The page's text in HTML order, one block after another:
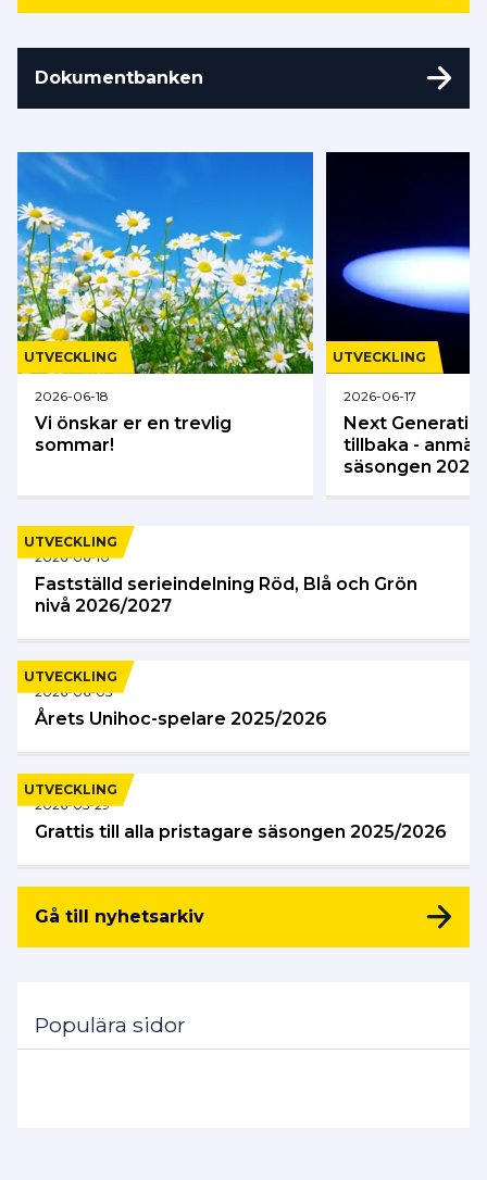
Dokumentbanken
UTVECKLING
2026-06-18
Vi önskar er en trevlig
sommar!
UTVECKLING
2026-06-17
Next
tillbaka -
säsongen
UTVECKLING
2026-06-10
Fastställd serieindelning Röd, Blå och Grön
nivå 2026/2027
UTVECKLING
2026-06-05
Årets Unihoc-spelare 2025/2026
UTVECKLING
2026-05-29
Grattis till alla pristagare säsongen 2025/2026
Gå till nyhetsarkiv
Populära sidor